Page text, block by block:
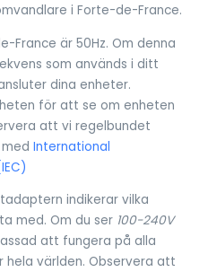
i Forte-de-France.
France är 50Hz. Om denna
som används i ditt
dina enheter.
för att se om enheten
att vi regelbundet
International
indikerar vilka
med. Om du ser 100-240V
att fungera på alla
hela världen. Observera att